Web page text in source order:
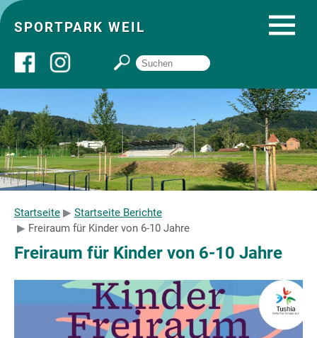
SPORTPARK WEIL
Über uns
Startseite
Angebote
Sportpark
Startseite
Startseite Berichte
Freiraum für Kinder von 6-10 Jahre
Freiraum für Kinder von 6-10 Jahre